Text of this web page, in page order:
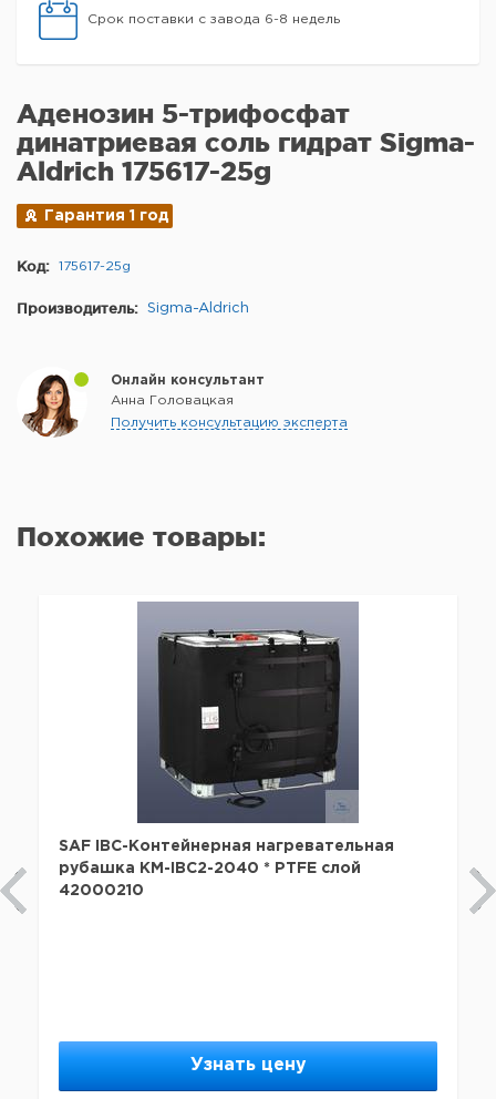
Срок поставки с завода 6-8 недель
Аденозин 5-трифосфат
динатриевая соль гидрат Sigma-
Aldrich 175617-25g
Гарантия 1 год
Код: 175617-25g
Производитель: Sigma-Aldrich
Онлайн консультант
Анна Головацкая
Получить консультацию эксперта
Похожие товары:
SAF IBC-Контейнерная нагревательная
рубашка KM-IBC2-2040 * PTFE слой
42000210
Узнать цену